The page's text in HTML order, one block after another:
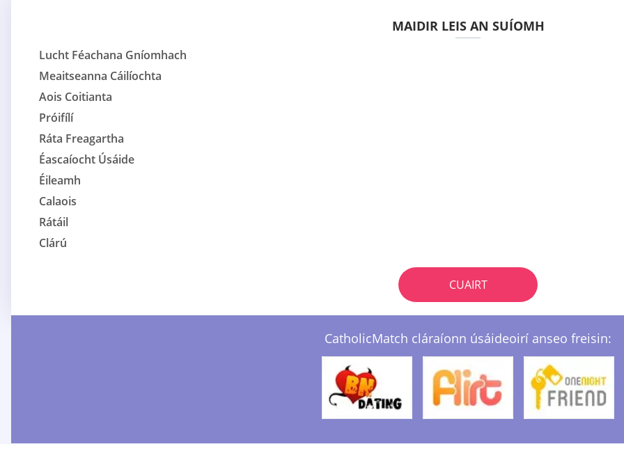
MAIDIR LEIS AN SUÍOMH
Lucht Féachana Gníomhach
Meaitseanna Cáilíochta
Aois Coitianta
Próifílí
Ráta Freagartha
Éascaíocht Úsáide
Éileamh
Calaois
Rátáil
Clárú
CUAIRT
CatholicMatch cláraíonn úsáideoirí anseo freisin: